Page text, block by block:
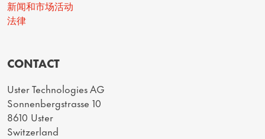
新闻和市场活动
法律
CONTACT
Uster Technologies AG
Sonnenbergstrasse 10
8610 Uster
Switzerland